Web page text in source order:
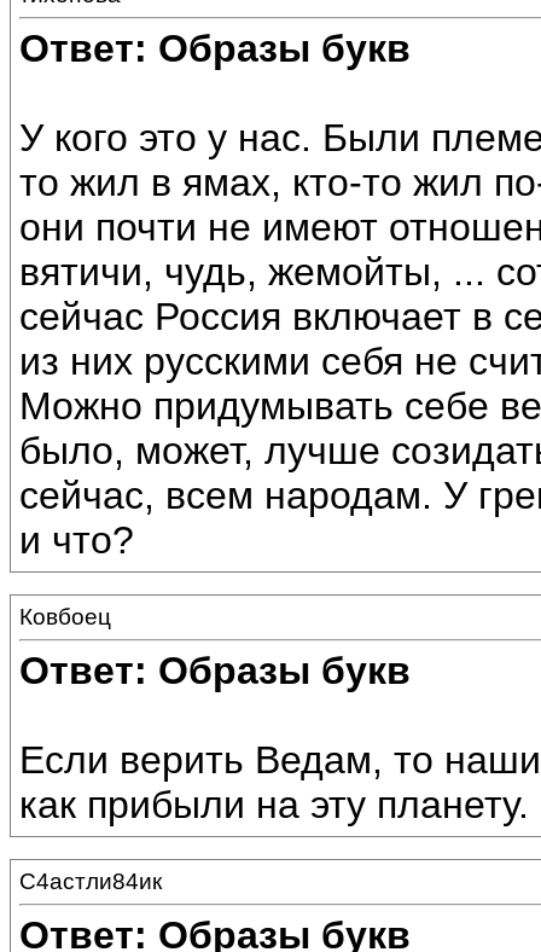
Ответ: Образы букв
У кого это у нас. Были
то жил в ямах, кто-то жил
они почти не имеют
вятичи, чудь, жемойты, ...
сейчас Россия включает в
из них русскими себя не
Можно придумывать себе
было, может, лучше
сейчас, всем народам. У
и что?
Ковбоец
Ответ: Образы букв
Если верить Ведам, то
как прибыли на эту планету.
С4астли84ик
Ответ: Образы букв